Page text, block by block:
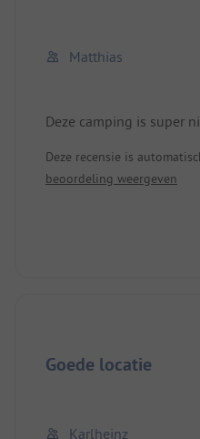
Matthias
Deze camping is super
Deze recensie is
beoordeling weergeven
Goede locatie
Karlheinz